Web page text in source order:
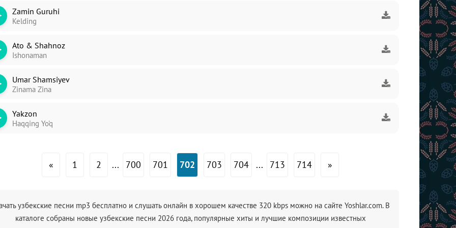
Zamin Guruhi
Kelding
Ato & Shahnoz
Ishonaman
Umar Shamsiyev
Zinama Zina
Yakzon
Haqqing Yo'q
« 1 2 ... 700 701 702 703 704 ... 713 714 »
узбекские песни mp3 бесплатно и слушать онлайн в хорошем качестве 320 kbps можно на сайте Yoshlar.com. В
каталоге собраны новые узбекские песни 2026 года, популярные хиты и лучшие композиции известных